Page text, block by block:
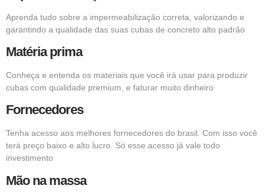
Aprenda tudo sobre a impermeabilização correta, valorizando e
garantindo a qualidade das suas cubas de concreto alto padrão
Matéria prima
Conheça e entenda os materiais que você irá usar para produzir
cubas com qualidade premium, e faturar muito dinheiro
Fornecedores
Tenha acesso aos melhores fornecedores do brasil. Com isso você
terá preço baixo e alto lucro. Só esse acesso já vale todo
investimento
Mão na massa